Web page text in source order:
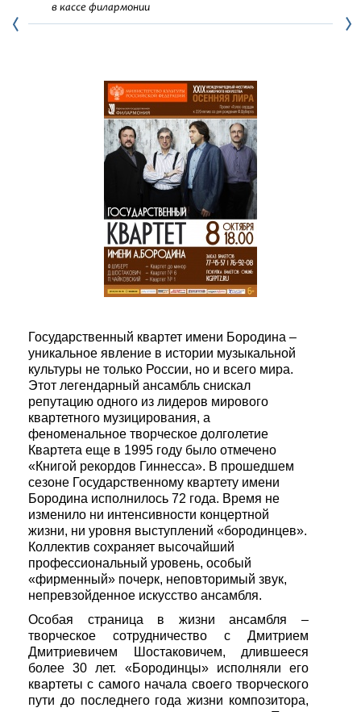
в кассе филармонии
Государственный квартет имени Бородина –
уникальное явление в истории музыкальной
культуры не только России, но и всего мира.
Этот легендарный ансамбль снискал
репутацию одного из лидеров мирового
квартетного музицирования, а
феноменальное творческое долголетие
Квартета еще в 1995 году было отмечено
«Книгой рекордов Гиннесса». В прошедшем
сезоне Государственному квартету имени
Бородина исполнилось 72 года. Время не
изменило ни интенсивности концертной
жизни, ни уровня выступлений «бородинцев».
Коллектив сохраняет высочайший
профессиональный уровень, особый
«фирменный» почерк, неповторимый звук,
непревзойденное искусство ансамбля.
Особая страница в жизни ансамбля –
творческое сотрудничество с Дмитрием
Дмитриевичем Шостаковичем, длившееся
более 30 лет. «Бородинцы» исполняли его
квартеты с самого начала своего творческого
пути до последнего года жизни композитора,